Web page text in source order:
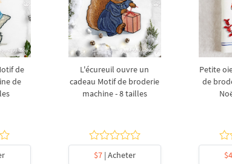
de
de
L'écureuil ouvre un
cadeau Motif de broderie
machine - 8 tailles
$7| Acheter
Petite
de
$4